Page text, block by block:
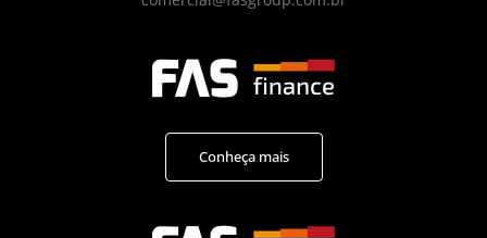
Conheça mais